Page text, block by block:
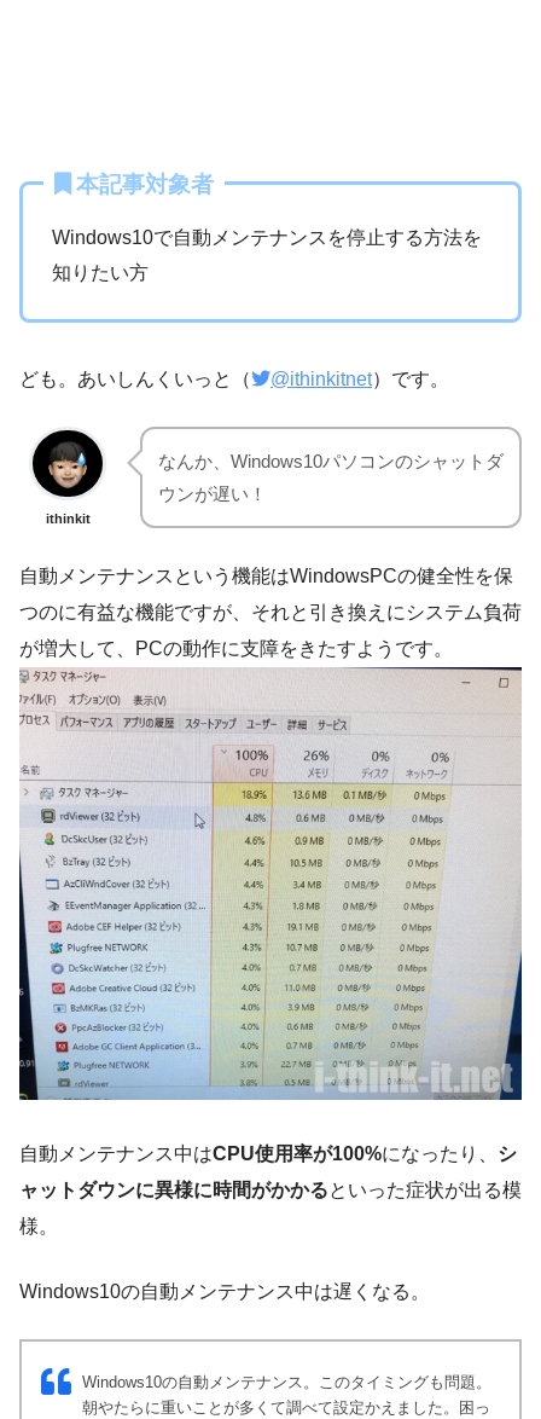
本記事対象者
Windows10で自動メンテナンスを停止する方法を
知りたい方
ども。あいしんくいっと（ @ithinkitnet）です。
ithinkit
なんか、Windows10パソコンのシャットダ
ウンが遅い！
自動メンテナンスという機能はWindowsPCの健全性を保
つのに有益な機能ですが、それと引き換えにシステム負荷
が増大して、PCの動作に支障をきたすようです。
自動メンテナンス中はCPU使用率が100%になったり、 シ
ャットダウンに異様に時間がかかるといった症状が出る模
様。
Windows10の自動メンテナンス中は遅くなる。
Windows10の自動メンテナンス。このタイミングも問題。
朝やたらに重いことが多くて調べて設定かえました。困っ